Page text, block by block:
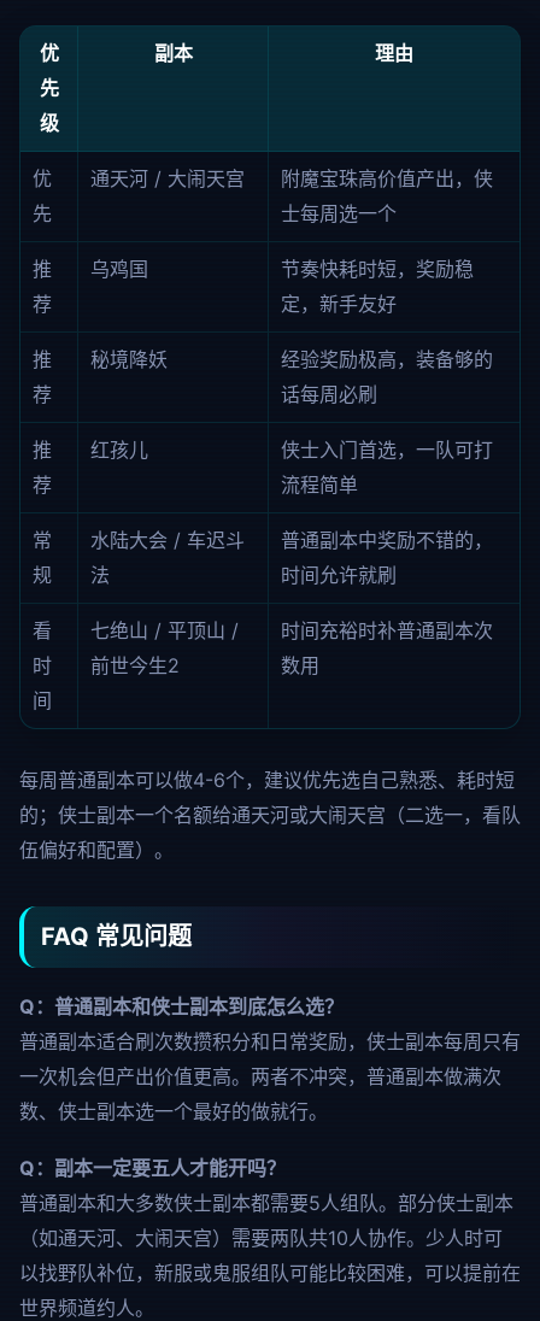
优
先
级
副本 理由
优
先
通天河 / 大闹天宫
附魔宝珠高价值产出，侠
士每周选一个
推
荐
乌鸡国
节奏快耗时短，奖励稳
定，新手友好
推
荐
秘境降妖
经验奖励极高，装备够的
话每周必刷
推
荐
红孩儿
侠士入门首选，一队可打
流程简单
常
规
水陆大会 / 车迟斗
法
普通副本中奖励不错的，
时间允许就刷
看
时
间
七绝山 / 平顶山 /
前世今生2
时间充裕时补普通副本次
数用
每周普通副本可以做4-6个，建议优先选自己熟悉、耗时短
的；侠士副本一个名额给通天河或大闹天宫（二选一，看队
伍偏好和配置）。
FAQ 常见问题
Q：普通副本和侠士副本到底怎么选？
普通副本适合刷次数攒积分和日常奖励，侠士副本每周只有
一次机会但产出价值更高。两者不冲突，普通副本做满次
数、侠士副本选一个最好的做就行。
Q：副本一定要五人才能开吗？
普通副本和大多数侠士副本都需要5人组队。部分侠士副本
（如通天河、大闹天宫）需要两队共10人协作。少人时可
以找野队补位，新服或鬼服组队可能比较困难，可以提前在
世界频道约人。